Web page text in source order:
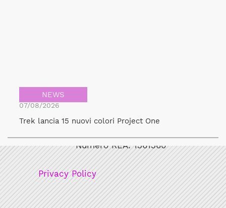
NEWS
07/08/2026
Trek lancia 15 nuovi colori Project One
Bicicult srl
Numero REA: 1361360
Privacy Policy